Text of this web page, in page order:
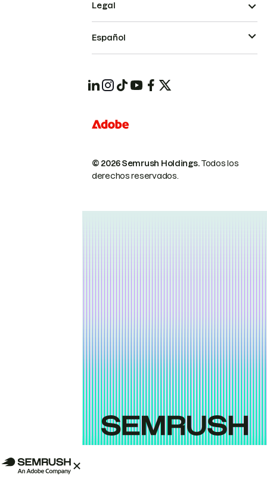
© 2026 Semrush Holdings.Todos los
derechos reservados.
Legal
Español